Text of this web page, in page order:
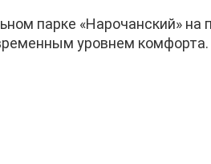
парке «Нарочанский» на
уровнем комфорта.